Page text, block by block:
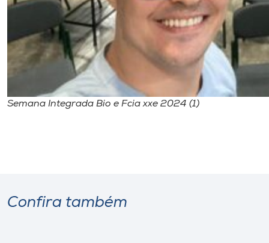
Semana Integrada Bio e Fcia xxe 2024 (1)
Confira também